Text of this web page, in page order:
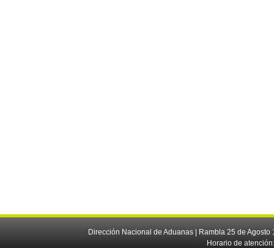
Dirección Nacional de Aduanas | Rambla 25 de
Horario de